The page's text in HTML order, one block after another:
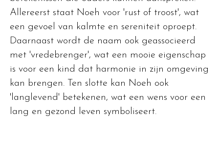
Allereerst staat Noeh voor 'rust of troost', wat
een gevoel van kalmte en sereniteit oproept.
Daarnaast wordt de naam ook geassocieerd
met 'vredebrenger', wat een mooie eigenschap
is voor een kind dat harmonie in zijn omgeving
kan brengen. Ten slotte kan Noeh ook
'langlevend' betekenen, wat een wens voor een
lang en gezond leven symboliseert.